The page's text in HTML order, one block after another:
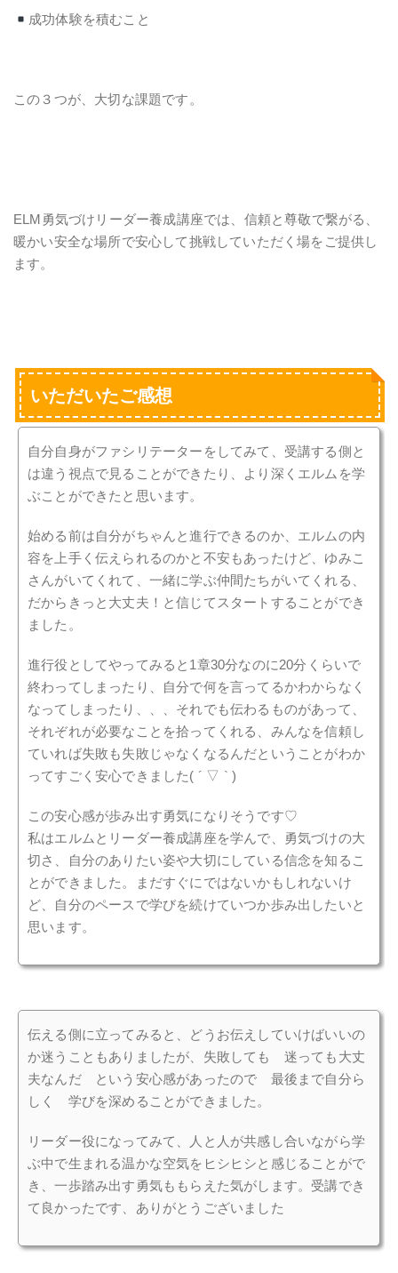
成功体験を積むこと
この３つが、大切な課題です。
ELM勇気づけリーダー養成講座では、 信頼と尊敬で繋がる、
暖かい安全な場所で安心して挑戦していただく場をご提供し
ます。
いただいたご感想
自分自身がファシリテーターをしてみて、受講する側と
は違う視点で見ることができたり、より深くエルムを学
ぶことができたと思います。
始める前は自分がちゃんと進行できるのか、エルムの内
容を上手く伝えられるのかと不安もあったけど、ゆみこ
さんがいてくれて、一緒に学ぶ仲間たちがいてくれる、
だからきっと大丈夫！と信じてスタートすることができ
ました。
進行役としてやってみると1章30分なのに20分くらいで
終わってしまったり、自分で何を言ってるかわからなく
なってしまったり、、、それでも伝わるものがあって、
それぞれが必要なことを拾ってくれる、みんなを信頼し
ていれば失敗も失敗じゃなくなるんだということがわか
ってすごく安心できました( ´ ▽ ` )
この安心感が歩み出す勇気になりそうです♡
私はエルムとリーダー養成講座を学んで、勇気づけの大
切さ、自分のありたい姿や大切にしている信念を知るこ
とができました。まだすぐにではないかもしれないけ
ど、自分のペースで学びを続けていつか歩み出したいと
思います。
伝える側に立ってみると、どうお伝えしていけばいいの
か迷うこともありましたが、失敗しても 迷っても大丈
夫なんだ という安心感があったので 最後まで自分ら
しく 学びを深めることができました。
リーダー役になってみて、人と人が共感し合いながら学
ぶ中で生まれる温かな空気をヒシヒシと感じることがで
き、一歩踏み出す勇気ももらえた気がします。受講でき
て良かったです、ありがとうございました